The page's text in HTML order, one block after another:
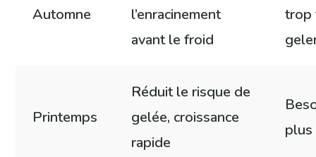
Automne
l’enracinement
avant le froid
trop
Printemps
Réduit le risque de
gelée, croissance
rapide
plus